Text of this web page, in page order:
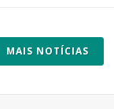
MAIS NOTÍCIAS